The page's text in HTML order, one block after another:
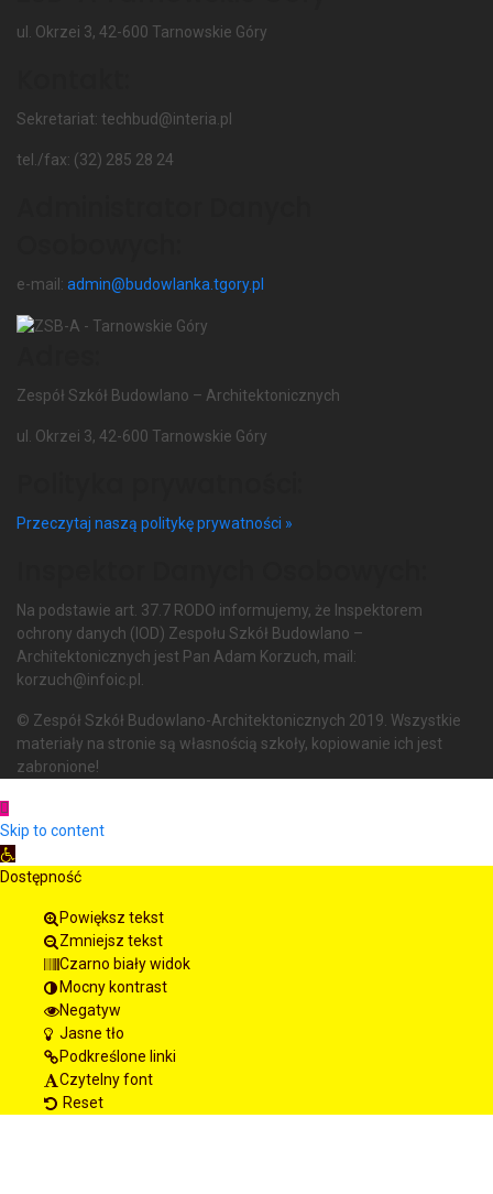
ul. Okrzei 3, 42-600 Tarnowskie Góry
Sekretariat: techbud@interia.pl
tel./fax: (32) 285 28 24
e-mail: admin@budowlanka.tgory.pl
Zespół Szkół Budowlano – Architektonicznych
ul. Okrzei 3, 42-600 Tarnowskie Góry
Przeczytaj naszą politykę prywatności »
Na podstawie art. 37.7 RODO informujemy, że Inspektorem
ochrony danych (IOD) Zespołu Szkół Budowlano –
Architektonicznych jest Pan Adam Korzuch, mail:
korzuch@infoic.pl.
© Zespół Szkół Budowlano-Architektonicznych 2019. Wszystkie
materiały na stronie są własnością szkoły, kopiowanie ich jest
zabronione!
Skip to content
Open toolbar
Dostępność
Powiększ tekst
Zmniejsz tekst
Czarno biały widok
Mocny kontrast
Negatyw
Jasne tło
Podkreślone linki
Czytelny font
Reset